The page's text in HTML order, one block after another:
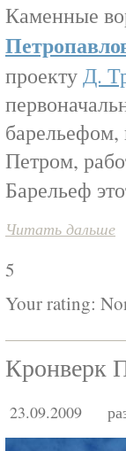
Каменные
проектуД.
Петром,
Барельеф
Читать дальше
5
Your rating:
Кронверк
23.09.2009